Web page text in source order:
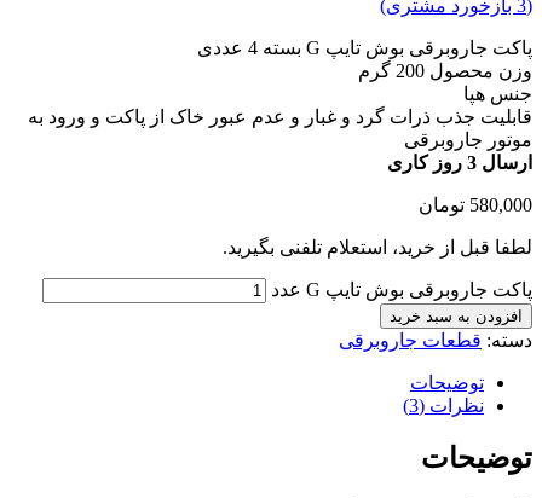
(
3 بازخورد مشتری)
پاکت جاروبرقی بوش تایپ G بسته 4 عددی
وزن محصول 200 گرم
جنس هپا
قابلیت جذب ذرات گرد و غبار و عدم عبور خاک از پاکت و ورود به
موتور جاروبرقی
ارسال 3 روز کاری
580,000 تومان
لطفا قبل از خرید، استعلام تلفنی بگیرید.
پاکت جاروبرقی بوش تایپ G عدد
افزودن به سبد خرید
دسته: قطعات جاروبرقی
توضیحات
نظرات (3)
توضیحات